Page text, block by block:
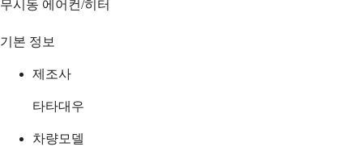
무시동 에어컨/히터
기본 정보
제조사
타타대우
차량모델